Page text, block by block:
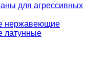
для агрессивных
нержавеющие
латунные